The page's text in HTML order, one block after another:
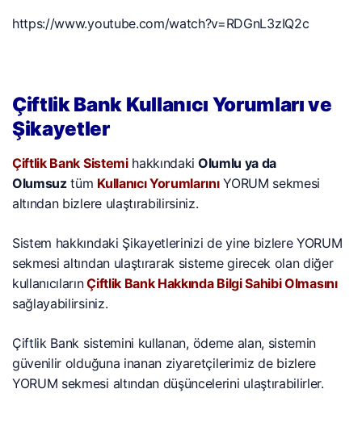
https://www.youtube.com/watch?v=RDGnL3zIQ2c
Çiftlik Bank Kullanıcı Yorumları ve
Şikayetler
Çiftlik Bank Sistemihakkındaki Olumlu ya da
Olumsuztüm Kullanıcı YorumlarınıYORUM sekmesi
altından bizlere ulaştırabilirsiniz.
Sistem hakkındaki Şikayetlerinizi de yine bizlere YORUM
sekmesi altından ulaştırarak sisteme girecek olan diğer
kullanıcılarınÇiftlik Bank Hakkında Bilgi Sahibi Olmasını
sağlayabilirsiniz.
Çiftlik Bank sistemini kullanan, ödeme alan, sistemin
güvenilir olduğuna inanan ziyaretçilerimiz de bizlere
YORUM sekmesi altından düşüncelerini ulaştırabilirler.